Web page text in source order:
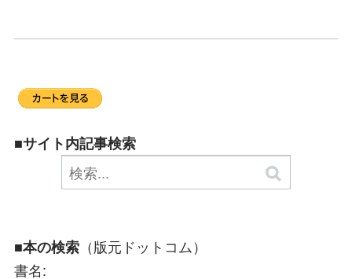
■サイト内記事検索
■本の検索 （版元ドットコム）
書名: